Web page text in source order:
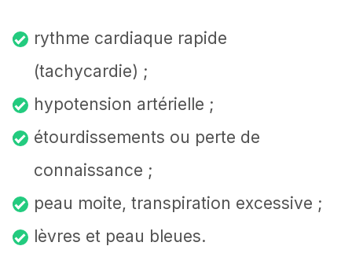
rythme cardiaque rapide
(tachycardie) ;
hypotension artérielle ;
étourdissements ou perte de
connaissance ;
peau moite, transpiration excessive ;
lèvres et peau bleues.